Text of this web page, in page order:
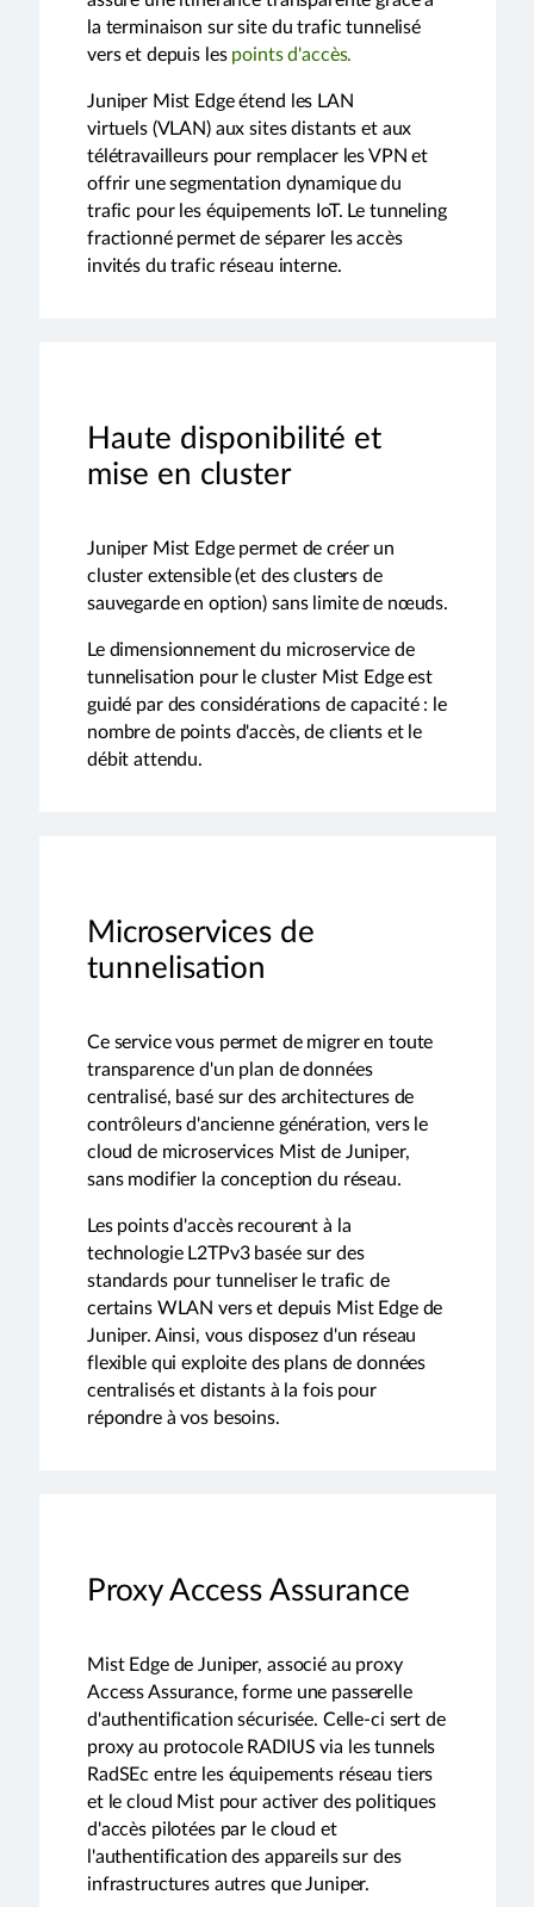
la terminaison sur site du trafic tunnelisé
vers et depuis les points d'accès.
Juniper Mist Edge étend les LAN
virtuels (VLAN) aux sites distants et aux
télétravailleurs pour remplacer les VPN et
offrir une segmentation dynamique du
trafic pour les équipements IoT. Le tunneling
fractionné permet de séparer les accès
invités du trafic réseau interne.
Haute disponibilité et
mise en cluster
Juniper Mist Edge permet de créer un
cluster extensible (et des clusters de
sauvegarde en option) sans limite de nœuds.
Le dimensionnement du microservice de
tunnelisation pour le cluster Mist Edge est
guidé par des considérations de capacité : le
nombre de points d'accès, de clients et le
débit attendu.
Microservices de
tunnelisation
Ce service vous permet de migrer en toute
transparence d'un plan de données
centralisé, basé sur des architectures de
contrôleurs d'ancienne génération, vers le
cloud de microservices Mist de Juniper,
sans modifier la conception du réseau.
Les points d'accès recourent à la
technologie L2TPv3 basée sur des
standards pour tunneliser le trafic de
certains WLAN vers et depuis Mist Edge de
Juniper. Ainsi, vous disposez d'un réseau
flexible qui exploite des plans de données
centralisés et distants à la fois pour
répondre à vos besoins.
Proxy Access Assurance
Mist Edge de Juniper, associé au proxy
Access Assurance, forme une passerelle
d'authentification sécurisée. Celle-ci sert de
proxy au protocole RADIUS via les tunnels
RadSEc entre les équipements réseau tiers
et le cloud Mist pour activer des politiques
d'accès pilotées par le cloud et
l'authentification des appareils sur des
infrastructures autres que Juniper.